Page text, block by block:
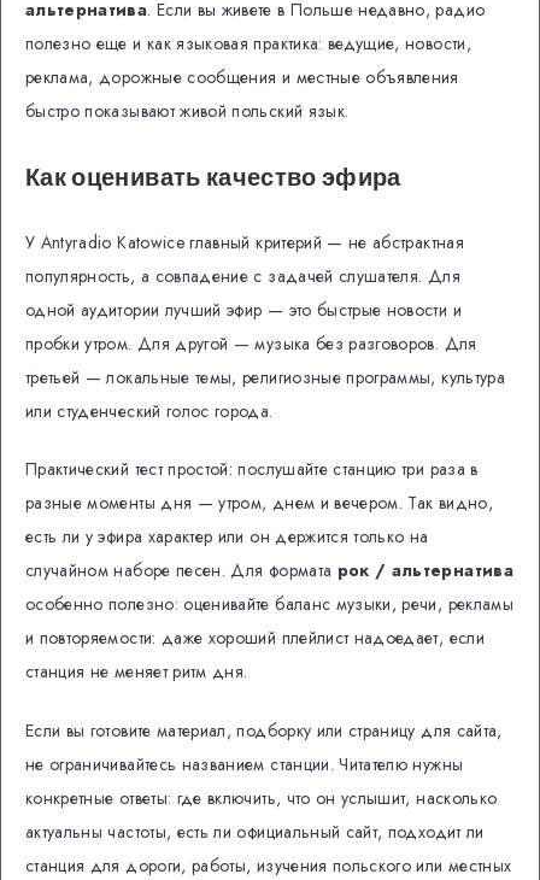
альтернатива. Если вы живете в Польше недавно, радио
полезно еще и как языковая практика: ведущие, новости,
реклама, дорожные сообщения и местные объявления
быстро показывают живой польский язык.
Как оценивать качество эфира
У Antyradio Katowice главный критерий — не абстрактная
популярность, а совпадение с задачей слушателя. Для
одной аудитории лучший эфир — это быстрые новости и
пробки утром. Для другой — музыка без разговоров. Для
третьей — локальные темы, религиозные программы, культура
или студенческий голос города.
Практический тест простой: послушайте станцию три раза в
разные моменты дня — утром, днем и вечером. Так видно,
есть ли у эфира характер или он держится только на
случайном наборе песен. Для формата рок / альтернатива
особенно полезно: оценивайте баланс музыки, речи, рекламы
и повторяемости: даже хороший плейлист надоедает, если
станция не меняет ритм дня.
Если вы готовите материал, подборку или страницу для сайта,
не ограничивайтесь названием станции. Читателю нужны
конкретные ответы: где включить, что он услышит, насколько
актуальны частоты, есть ли официальный сайт, подходит ли
станция для дороги, работы, изучения польского или местных